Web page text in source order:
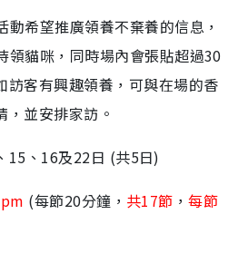
希望推廣領養不棄養的信息，
領貓咪，同時場內會張貼超過30
訪客有興趣領養，可與在場的香
，並安排家訪。
15、16及22日 (共5日)
(每節20分鐘， 共17節 ，每節